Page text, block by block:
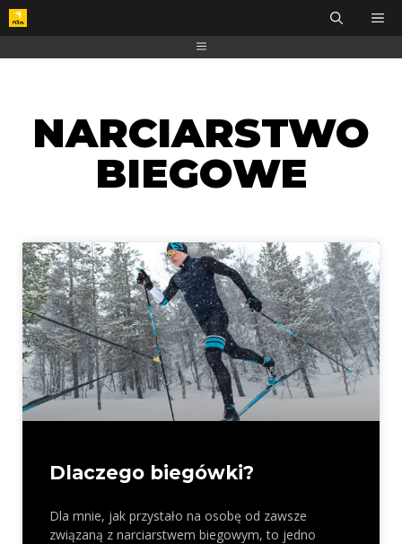
NARCIARSTWO
BIEGOWE
Dlaczego biegówki?
Dla mnie, jak przystało na osobę od zawsze
związaną z narciarstwem biegowym, to jedno